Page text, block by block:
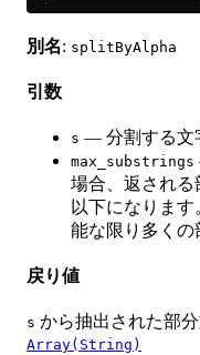
別名: splitByAlpha
引数
s — 分割する文
max_substrings
場合、返される
以下になりま
能な限り多くの
戻り値
s から抽出された部
Array(String)